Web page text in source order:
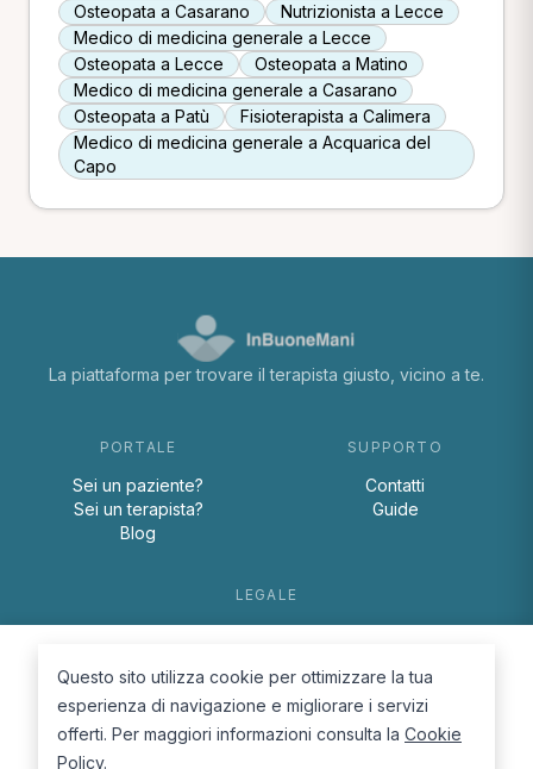
Osteopata a Casarano
Nutrizionista a Lecce
Medico di medicina generale a Lecce
Osteopata a Lecce
Osteopata a Matino
Medico di medicina generale a Casarano
Osteopata a Patù
Fisioterapista a Calimera
Medico di medicina generale a Acquarica del
Capo
La piattaforma per trovare il terapista giusto, vicino a te.
PORTALE
Sei un paziente?
Sei un terapista?
Blog
SUPPORTO
Contatti
Guide
LEGALE
Cookie Policy
Questo sito utilizza cookie per ottimizzare la tua
esperienza di navigazione e migliorare i servizi
offerti. Per maggiori informazioni consulta la Cookie
Policy.